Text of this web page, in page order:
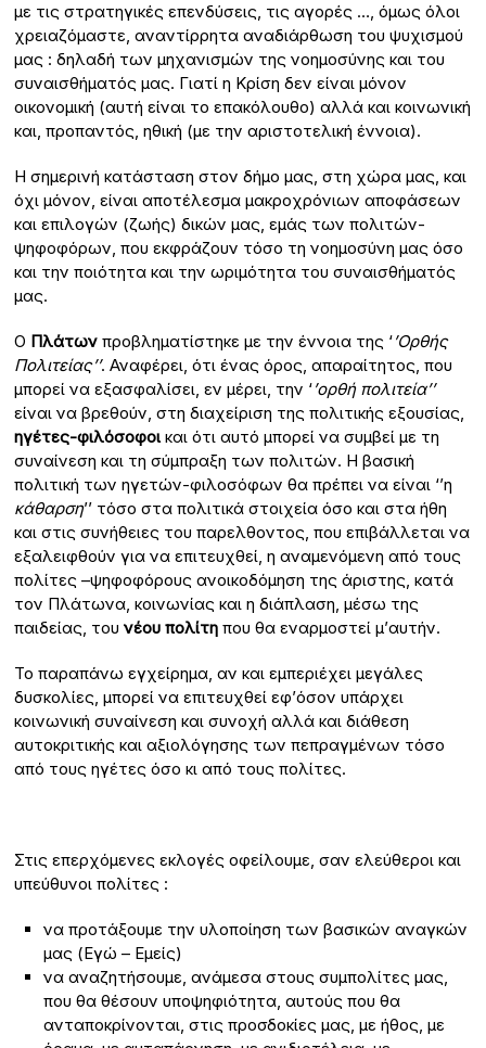
με τις στρατηγικές επενδύσεις, τις αγορές …, όμως όλοι
χρειαζόμαστε, αναντίρρητα αναδιάρθωση του ψυχισμού
μας : δηλαδή των μηχανισμών της νοημοσύνης και του
συναισθήματός μας. Γιατί η Κρίση δεν είναι μόνον
οικονομική (αυτή είναι το επακόλουθο) αλλά και κοινωνική
και, προπαντός, ηθική (με την αριστοτελική έννοια).
Η σημερινή κατάσταση στον δήμο μας, στη χώρα μας, και
όχι μόνον, είναι αποτέλεσμα μακροχρόνιων αποφάσεων
και επιλογών (ζωής) δικών μας, εμάς των πολιτών-
ψηφοφόρων, που εκφράζουν τόσο τη νοημοσύνη μας όσο
και την ποιότητα και την ωριμότητα του συναισθήματός
μας.
Ο Πλάτων προβληματίστηκε με την έννοια της ‘’Ορθής
Πολιτείας’’. Αναφέρει, ότι ένας όρος, απαραίτητος, που
μπορεί να εξασφαλίσει, εν μέρει, την ‘’ορθή πολιτεία’’
είναι να βρεθούν, στη διαχείριση της πολιτικής εξουσίας,
ηγέτες-φιλόσοφοικαι ότι αυτό μπορεί να συμβεί με τη
συναίνεση και τη σύμπραξη των πολιτών. Η βασική
πολιτική των ηγετών-φιλοσόφων θα πρέπει να είναι ‘’η
κάθαρση’’ τόσο στα πολιτικά στοιχεία όσο και στα ήθη
και στις συνήθειες του παρελθοντος, που επιβάλλεται να
εξαλειφθούν για να επιτευχθεί, η αναμενόμενη από τους
πολίτες –ψηφοφόρους ανοικοδόμηση της άριστης, κατά
τον Πλάτωνα, κοινωνίας και η διάπλαση, μέσω της
παιδείας, τουνέου πολίτη που θα εναρμοστεί μ’αυτήν.
Το παραπάνω εγχείρημα, αν και εμπεριέχει μεγάλες
δυσκολίες, μπορεί να επιτευχθεί εφ’όσον υπάρχει
κοινωνική συναίνεση και συνοχή αλλά και διάθεση
αυτοκριτικής και αξιολόγησης των πεπραγμένων τόσο
από τους ηγέτες όσο κι από τους πολίτες.
Στις επερχόμενες εκλογές οφείλουμε, σαν ελεύθεροι και
υπεύθυνοι πολίτες :
να προτάξουμε την υλοποίηση των βασικών αναγκών
μας (Εγώ – Εμείς)
να αναζητήσουμε, ανάμεσα στους συμπολίτες μας,
που θα θέσουν υποψηφιότητα, αυτούς που θα
ανταποκρίνονται, στις προσδοκίες μας, με ήθος, με